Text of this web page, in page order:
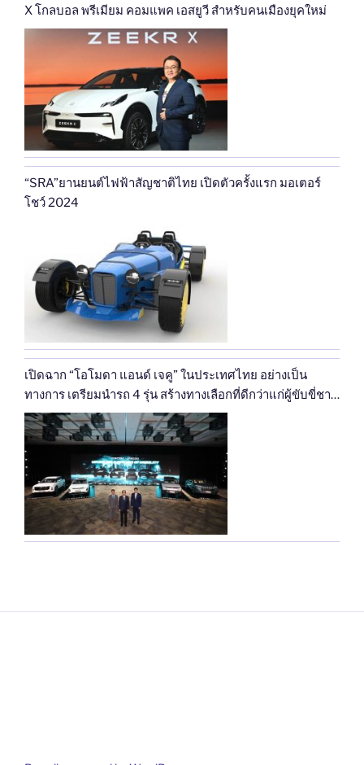
X โกลบอล พรีเมียม คอมแพค เอสยูวี สำหรับคนเมืองยุคใหม่
“SRA”ยานยนต์ไฟฟ้าสัญชาติไทย เปิดตัวครั้งแรก มอเตอร์
โชว์ 2024
เปิดฉาก “โอโมดา แอนด์ เจคู” ในประเทศไทย อย่างเป็น
ทางการ เตรียมนำรถ 4 รุ่น สร้างทางเลือกที่ดีกว่าแก่ผู้ขับขี่ชาว
ไทย พร้อมเริ่มจำหน่ายกลางปีนี้!